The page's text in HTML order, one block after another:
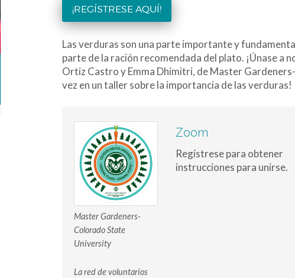
¡REGÍSTRESE AQUÍ!
Las verduras son una parte importante y
parte de la ración recomendada del plato. ¡Únase a
Ortiz Castro y Emma Dhimitri, de Master
vez en un taller sobre la importancia de las verduras!
Master Gardeners-
Colorado State
University
La red de voluntarios
Zoom
Regístrese para obtener
instrucciones para unirse.